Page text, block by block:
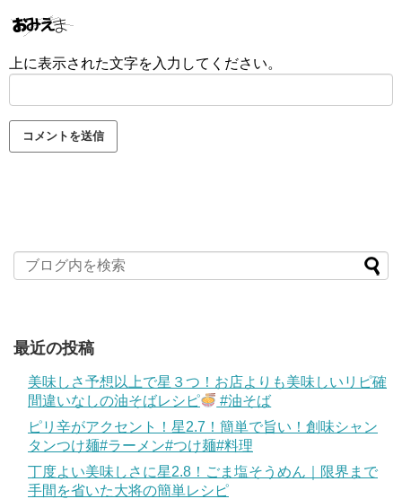
上に表示された文字を入力してください。
最近の投稿
美味しさ予想以上で星３つ！お店よりも美味しいリピ確
間違いなしの油そばレシピ
#油そば
ピリ辛がアクセント！星2.7！簡単で旨い！創味シャン
タンつけ麺#ラーメン#つけ麺#料理
丁度よい美味しさに星2.8！ごま塩そうめん｜限界まで
手間を省いた大将の簡単レシピ